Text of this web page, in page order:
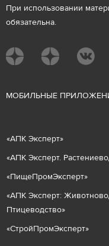
При использовании
обязательна.
МОБИЛЬНЫЕ
«АПК Эксперт»
«АПК Эксперт.
«ПищеПромЭксперт»
«АПК Эксперт: Животнов
Птицеводство»
«СтройПромЭксперт»